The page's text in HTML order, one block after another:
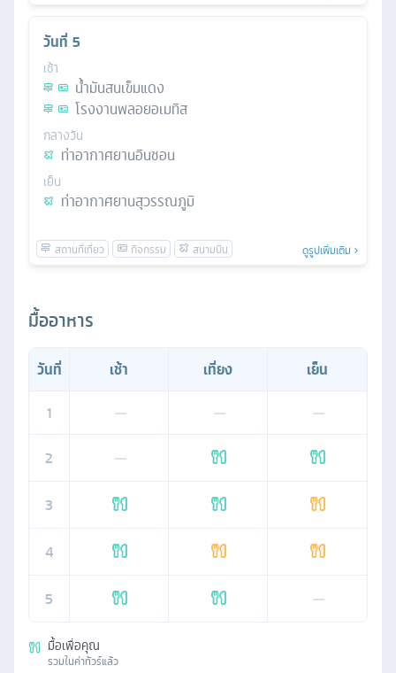
วันที่ 5
เช้า
น้ำมันสนเข็มแดง
โรงงานพลอยอเมทิส
กลางวัน
ท่าอากาศยานอินชอน
เย็น
ท่าอากาศยานสุวรรณภูมิ
ดูรูปเพิ่มเติม
มื้ออาหาร
วันที่ เช้า เที่ยง
เย็น
1
— —
—
2
—
3
4
5 —
มื้อเพื่อคุณ
รวมในค่าทัวร์แล้ว